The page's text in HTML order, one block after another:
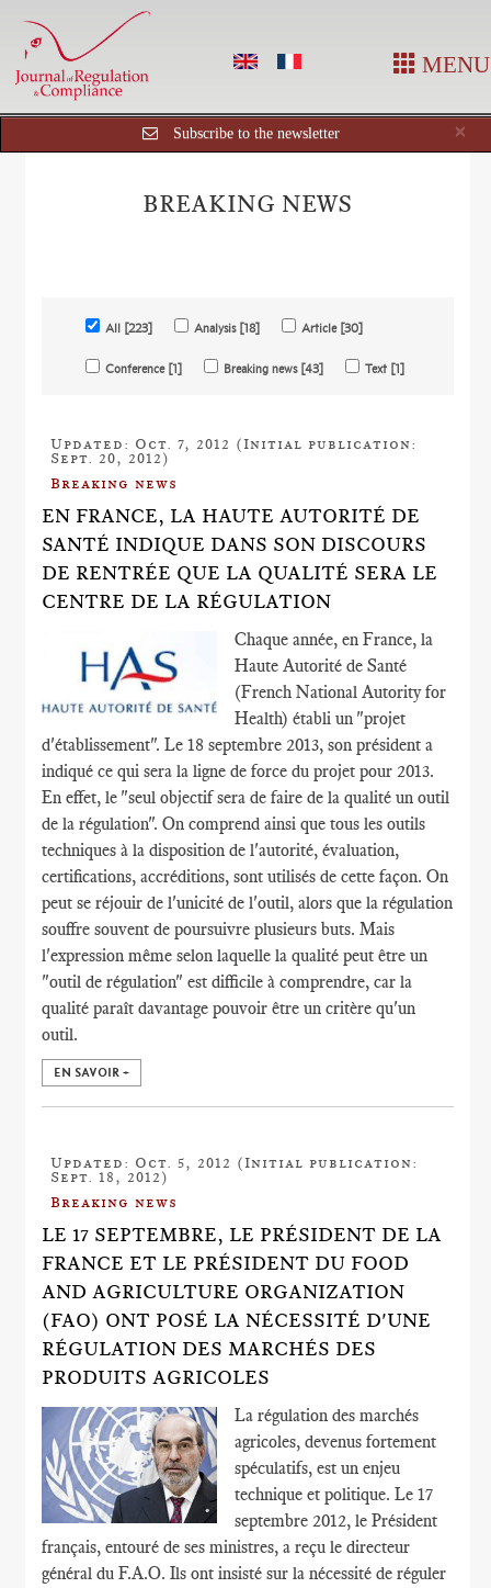
MENU
×
Subscribe to the newsletter
BREAKING NEWS
All [223] Analysis [18] Article [30]
Conference [1] Breaking news [43] Text [1]
Updated: Oct. 7, 2012 (Initial publication:
Sept. 20, 2012)
Breaking news
EN FRANCE, LA HAUTE AUTORITÉ DE
SANTÉ INDIQUE DANS SON DISCOURS
DE RENTRÉE QUE LA QUALITÉ SERA LE
CENTRE DE LA RÉGULATION
Chaque année, en France, la
Haute Autorité de Santé
(French National Autority for
Health) établi un "projet
d'établissement". Le 18 septembre 2013, son président a
indiqué ce qui sera la ligne de force du projet pour 2013.
En effet, le "seul objectif sera de faire de la qualité un outil
de la régulation". On comprend ainsi que tous les outils
techniques à la disposition de l'autorité, évaluation,
certifications, accréditions, sont utilisés de cette façon. On
peut se réjouir de l'unicité de l'outil, alors que la régulation
souffre souvent de poursuivre plusieurs buts. Mais
l'expression même selon laquelle la qualité peut être un
"outil de régulation" est difficile à comprendre, car la
qualité paraît davantage pouvoir être un critère qu'un
outil.
EN SAVOIR +
Updated: Oct. 5, 2012 (Initial publication:
Sept. 18, 2012)
Breaking news
LE 17 SEPTEMBRE, LE PRÉSIDENT DE LA
FRANCE ET LE PRÉSIDENT DU FOOD
AND AGRICULTURE ORGANIZATION
(FAO) ONT POSÉ LA NÉCESSITÉ D'UNE
RÉGULATION DES MARCHÉS DES
PRODUITS AGRICOLES
La régulation des marchés
agricoles, devenus fortement
spéculatifs, est un enjeu
technique et politique. Le 17
septembre 2012, le Président
français, entouré de ses ministres, a reçu le directeur
général du F.A.O. Ils ont insisté sur la nécessité de réguler